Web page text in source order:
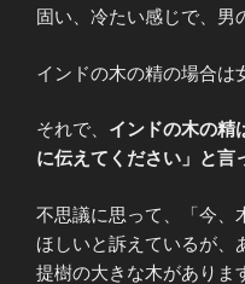
固い、冷たい感じで、男
インドの木の精の場合は
それで、 インドの木の精
に伝えてください」と言
不思議に思って、「今、
ほしいと訴えているが、
提樹の大きな木がありま